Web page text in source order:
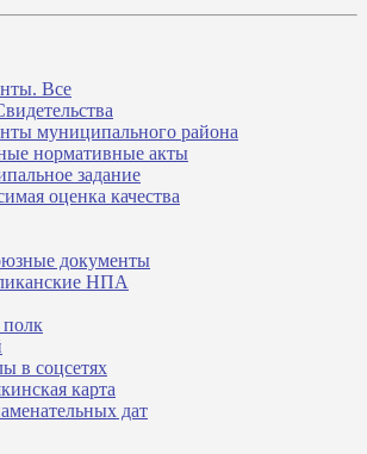
Все
муниципального района
нормативные акты
задание
оценка качества
документы
НПА
в соцсетях
карта
дат